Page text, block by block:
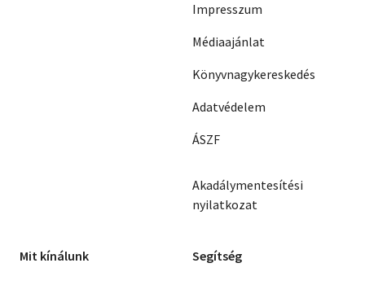
Impresszum
Médiaajánlat
Könyvnagykereskedés
Adatvédelem
ÁSZF
Akadálymentesítési
nyilatkozat
Mit kínálunk Segítség